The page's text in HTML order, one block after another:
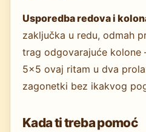
Usporedba redova i
zaključka u redu, odmah
trag odgovarajuće
5×5 ovaj ritam u dva
zagonetki bez ikakvog
Kada ti treba pomoć